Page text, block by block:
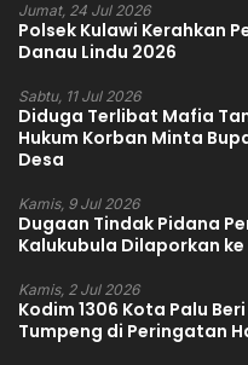
Jumat, 24 Jul 2026
Polsek Kulawi Kerahkan
Danau Lindu 2026
Sabtu, 11 Jul 2026
Diduga Terlibat Mafia
Hukum Korban Minta
Desa
Kamis, 9 Jul 2026
Dugaan Tindak Pidana
Kalukubula Dilaporkan ke
Kamis, 2 Jul 2026
Kodim 1306 Kota Palu
Tumpeng di Peringatan